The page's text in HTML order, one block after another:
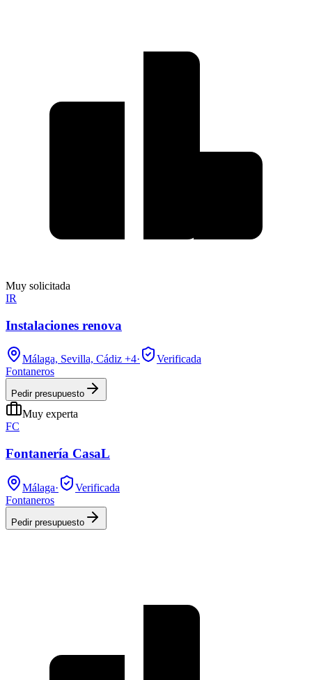
Muy solicitada
IR
Instalaciones renova
Málaga, Sevilla, Cádiz +4·
Verificada
Fontaneros
Pedir presupuesto
Muy experta
FC
Fontanería CasaL
Málaga·
Verificada
Fontaneros
Pedir presupuesto